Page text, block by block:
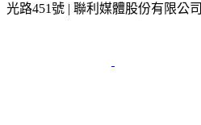
光路451號 | 聯利媒體股份有限公司